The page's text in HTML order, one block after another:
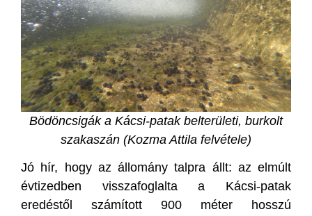
Bödöncsigák a Kácsi-patak belterületi, burkolt
szakaszán (Kozma Attila felvétele)
Jó hír, hogy az állomány talpra állt: az elmúlt
évtizedben visszafoglalta a Kácsi-patak
eredéstől számított 900 méter hosszú